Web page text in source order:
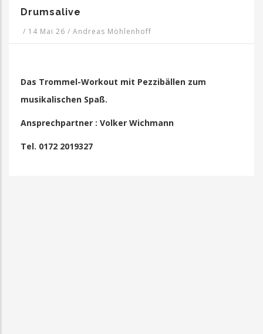
Himmelfahrtswanderung 2026
/ 27 Apr 26/Andreas Möhlenhoff
Wir laden alle Mitglieder und Nichtmitglieder
unserer traditionellen Wanderung am
Himmelfahrtstag herzlich ein: